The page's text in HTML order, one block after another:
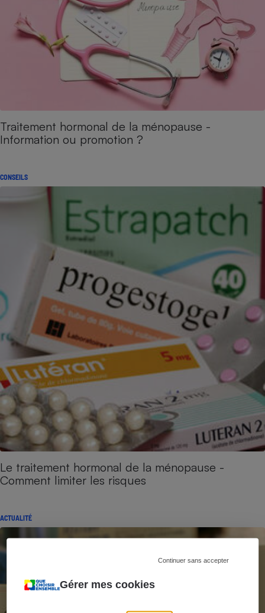
Gérer mes cookies
Continuer sans accepter
Traitement hormonal de la ménopause -
Information ou promotion ?
CONSEILS
Le traitement hormonal de la ménopause -
Comment limiter les risques
ACTUALITÉ